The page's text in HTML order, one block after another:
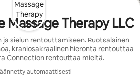
Massage Therapy LLC
ja sielun rentouttamiseen. Ruotsalainen
kraniosakraalinen hieronta rentouttaa
Connection rentouttaa mieltä.
automaattisesti